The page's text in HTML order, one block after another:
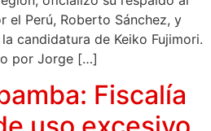
el Perú, Roberto Sánchez, y
candidatura de Keiko Fujimori.
por Jorge […]
Fiscalía